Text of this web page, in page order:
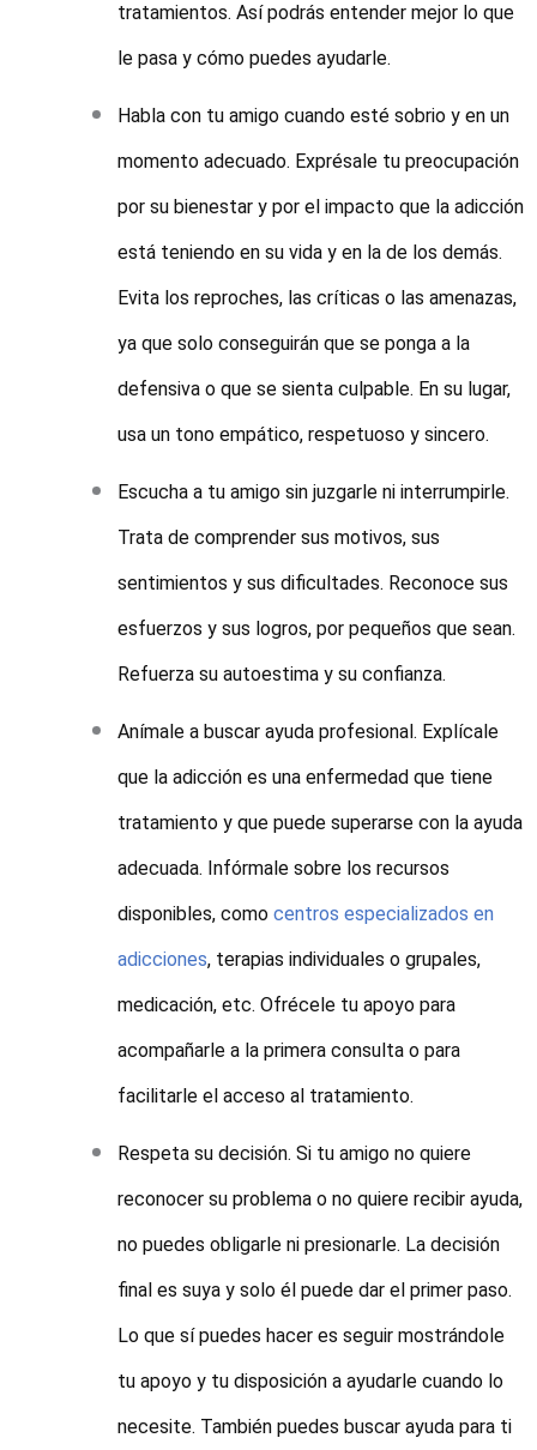
tratamientos. Así podrás entender mejor lo que
le pasa y cómo puedes ayudarle.
Habla con tu amigo cuando esté sobrio y en un
momento adecuado. Exprésale tu preocupación
por su bienestar y por el impacto que la adicción
está teniendo en su vida y en la de los demás.
Evita los reproches, las críticas o las amenazas,
ya que solo conseguirán que se ponga a la
defensiva o que se sienta culpable. En su lugar,
usa un tono empático, respetuoso y sincero.
Escucha a tu amigo sin juzgarle ni interrumpirle.
Trata de comprender sus motivos, sus
sentimientos y sus dificultades. Reconoce sus
esfuerzos y sus logros, por pequeños que sean.
Refuerza su autoestima y su confianza.
Anímale a buscar ayuda profesional. Explícale
que la adicción es una enfermedad que tiene
tratamiento y que puede superarse con la ayuda
adecuada. Infórmale sobre los recursos
disponibles, comocentros especializados en
adicciones, terapias individuales o grupales,
medicación, etc. Ofrécele tu apoyo para
acompañarle a la primera consulta o para
facilitarle el acceso al tratamiento.
Respeta su decisión. Si tu amigo no quiere
reconocer su problema o no quiere recibir ayuda,
no puedes obligarle ni presionarle. La decisión
final es suya y solo él puede dar el primer paso.
Lo que sí puedes hacer es seguir mostrándole
tu apoyo y tu disposición a ayudarle cuando lo
necesite. También puedes buscar ayuda para ti